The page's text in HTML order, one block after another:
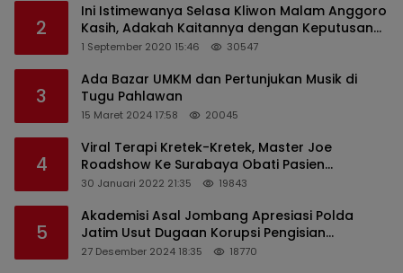
2
Ini Istimewanya Selasa Kliwon Malam Anggoro
Kasih, Adakah Kaitannya dengan Keputusan
PDIP?
1 September 2020 15:46 30547
3
Ada Bazar UMKM dan Pertunjukan Musik di
Tugu Pahlawan
15 Maret 2024 17:58 20045
4
Viral Terapi Kretek-Kretek, Master Joe
Roadshow Ke Surabaya Obati Pasien
Sekaligus Edukasi Masyarakat
30 Januari 2022 21:35 19843
5
Akademisi Asal Jombang Apresiasi Polda
Jatim Usut Dugaan Korupsi Pengisian
Perangkat Desa di Kediri
27 Desember 2024 18:35 18770